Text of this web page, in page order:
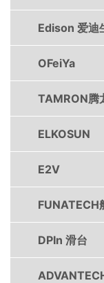
Edison 爱迪
OFeiYa
TAMRON腾
ELKOSUN
E2V
FUNATECH
DPIn 滑台